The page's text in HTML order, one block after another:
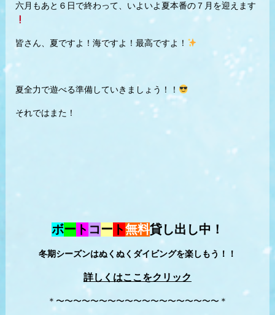
六月もあと６日で終わって、いよいよ夏本番の７月を迎えます
皆さん、夏ですよ！海ですよ！最高ですよ！
夏全力で遊べる準備していきましょう！！
それではまた！
ボー ト コー ト無料貸し出し中！
冬期シーズンはぬくぬくダイビングを楽しもう！！
詳しくはここをクリック
＊〜〜〜〜〜〜〜〜〜〜〜〜〜〜〜〜〜〜〜＊